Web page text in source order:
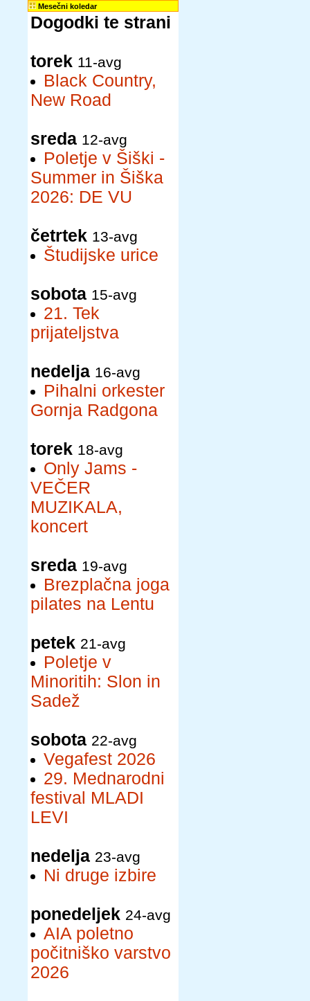
Mesečni koledar
Dogodki te strani
torek 11-avg
Black Country,
New Road
sreda 12-avg
Poletje v Šiški -
Summer in Šiška
2026: DE VU
četrtek 13-avg
Študijske urice
sobota 15-avg
21. Tek
prijateljstva
nedelja 16-avg
Pihalni orkester
Gornja Radgona
torek 18-avg
Only Jams -
VEČER
MUZIKALA,
koncert
sreda 19-avg
Brezplačna joga
pilates na Lentu
petek 21-avg
Poletje v
Minoritih: Slon in
Sadež
sobota 22-avg
Vegafest 2026
29. Mednarodni
festival MLADI
LEVI
nedelja 23-avg
Ni druge izbire
ponedeljek 24-avg
AIA poletno
počitniško varstvo
2026